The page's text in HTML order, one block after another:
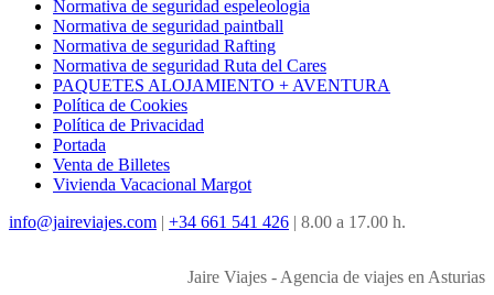
Normativa de seguridad espeleologia
Normativa de seguridad paintball
Normativa de seguridad Rafting
Normativa de seguridad Ruta del Cares
PAQUETES ALOJAMIENTO + AVENTURA
Política de Cookies
Política de Privacidad
Portada
Venta de Billetes
Vivienda Vacacional Margot
info@jaireviajes.com | +34 661 541 426 | 8.00 a 17.00 h.
Jaire Viajes - Agencia de viajes en Asturias